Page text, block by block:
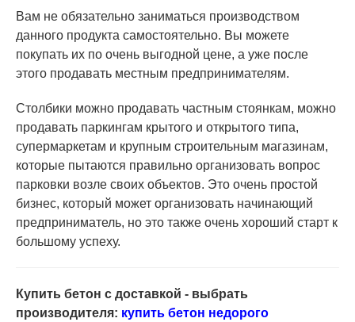
Вам не обязательно заниматься производством
данного продукта самостоятельно. Вы можете
покупать их по очень выгодной цене, а уже после
этого продавать местным предпринимателям.
Столбики можно продавать частным стоянкам, можно
продавать паркингам крытого и открытого типа,
супермаркетам и крупным строительным магазинам,
которые пытаются правильно организовать вопрос
парковки возле своих объектов. Это очень простой
бизнес, который может организовать начинающий
предприниматель, но это также очень хороший старт к
большому успеху.
Купить бетон с доставкой - выбрать
производителя: купить бетон недорого